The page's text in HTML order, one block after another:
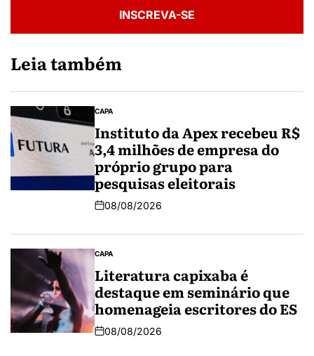
INSCREVA-SE
Leia também
CAPA
Instituto da Apex recebeu R$
3,4 milhões de empresa do
próprio grupo para
pesquisas eleitorais
08/08/2026
CAPA
Literatura capixaba é
destaque em seminário que
homenageia escritores do ES
08/08/2026